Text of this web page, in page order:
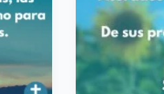
de
la
Palabra